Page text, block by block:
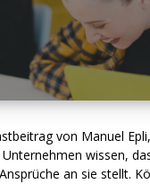
von Manuel
wissen,
an sie stellt.